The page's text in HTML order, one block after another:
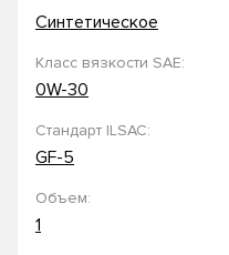
Синтетическое
Класс вязкости SAE:
0W-30
Стандарт ILSAC:
GF-5
Объем:
1